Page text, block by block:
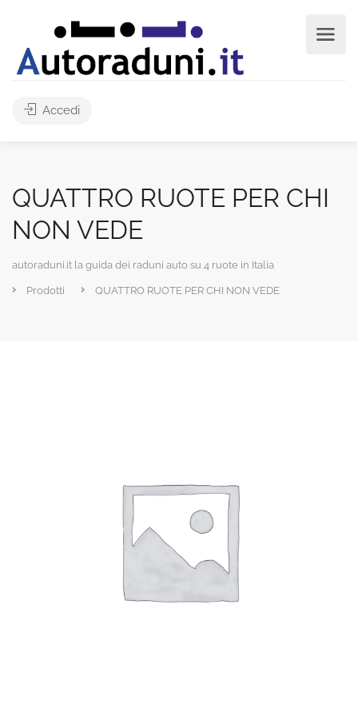
Accedi
QUATTRO RUOTE PER CHI
NON VEDE
autoraduni.it la guida dei raduni auto su 4 ruote in Italia
Prodotti QUATTRO RUOTE PER CHI NON VEDE